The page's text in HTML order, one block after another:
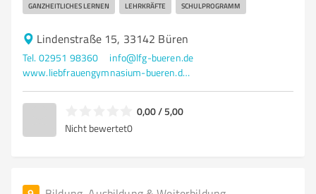
GANZHEITLICHES LERNEN LEHRKRÄFTE SCHULPROGRAMM
Lindenstraße 15, 33142 Büren
Tel. 02951 98360
info@lfg-bueren.de
www.liebfrauengymnasium-bueren.de/
0,00 / 5,00
Nicht bewertet0